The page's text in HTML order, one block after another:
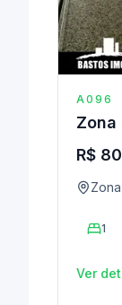
A096
Zona
R$
1
Ver